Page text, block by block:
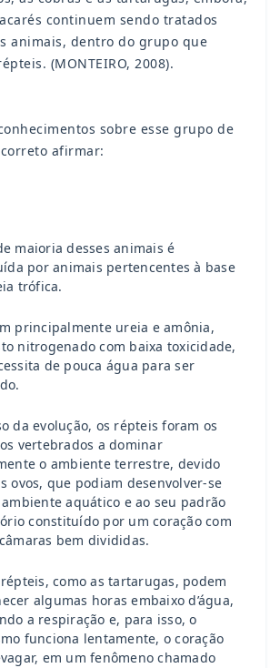
continuem sendo tratados
animais, dentro do grupo que
(MONTEIRO, 2008).
sobre esse grupo de
afirmar:
maioria desses animais é
por animais pertencentes à base
trófica.
principalmente ureia e amônia,
nitrogenado com baixa toxicidade,
de pouca água para ser
da evolução, os répteis foram os
vertebrados a dominar
o ambiente terrestre, devido
ovos, que podiam desenvolver-se
aquático e ao seu padrão
constituído por um coração com
bem divididas.
como as tartarugas, podem
algumas horas embaixo d’água,
a respiração e, para isso, o
funciona lentamente, o coração
em um fenômeno chamado